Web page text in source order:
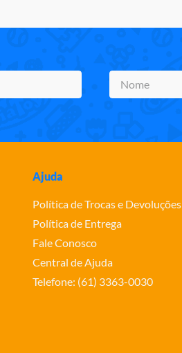
Ajuda
Política de Trocas e Devoluções
Política de Entrega
Fale Conosco
Central de Ajuda
Telefone: (61) 3363-0030